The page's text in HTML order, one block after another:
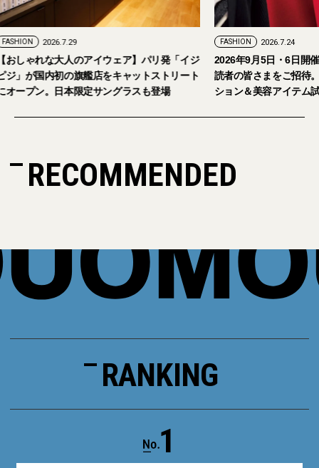
FASHION 2026.7.29
【おしゃれな大人のアイウェア】パリ発「イジ
ピジ」が国内初の旗艦店をキャットストリート
にオープン。日本限定サングラスも登場
FASHION 2026.7.24
2026年9月5日・6
読者の皆さまをご
ション＆美容アイ
RECOMMENDED
RANKING
1